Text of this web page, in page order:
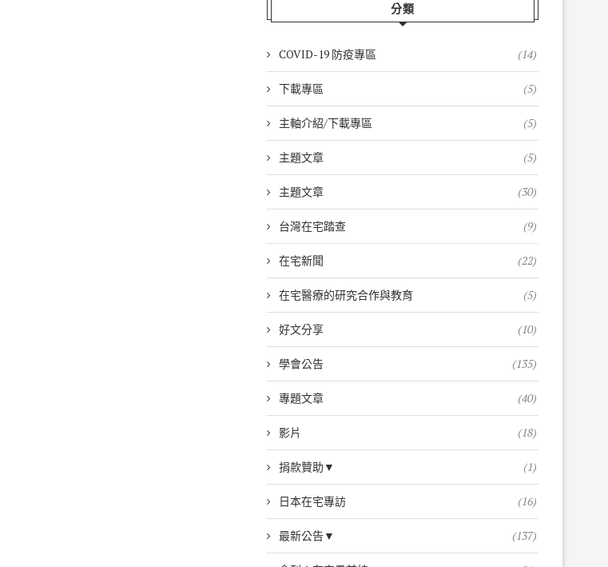
分類
COVID-19 防疫專區 (14)
下載專區 (5)
主軸介紹/下載專區 (5)
主題文章 (5)
主題文章 (30)
台灣在宅踏查 (9)
在宅新聞 (22)
在宅醫療的研究合作與教育 (5)
好文分享 (10)
學會公告 (135)
專題文章 (40)
影片 (18)
捐款贊助▼ (1)
日本在宅專訪 (16)
最新公告▼ (137)